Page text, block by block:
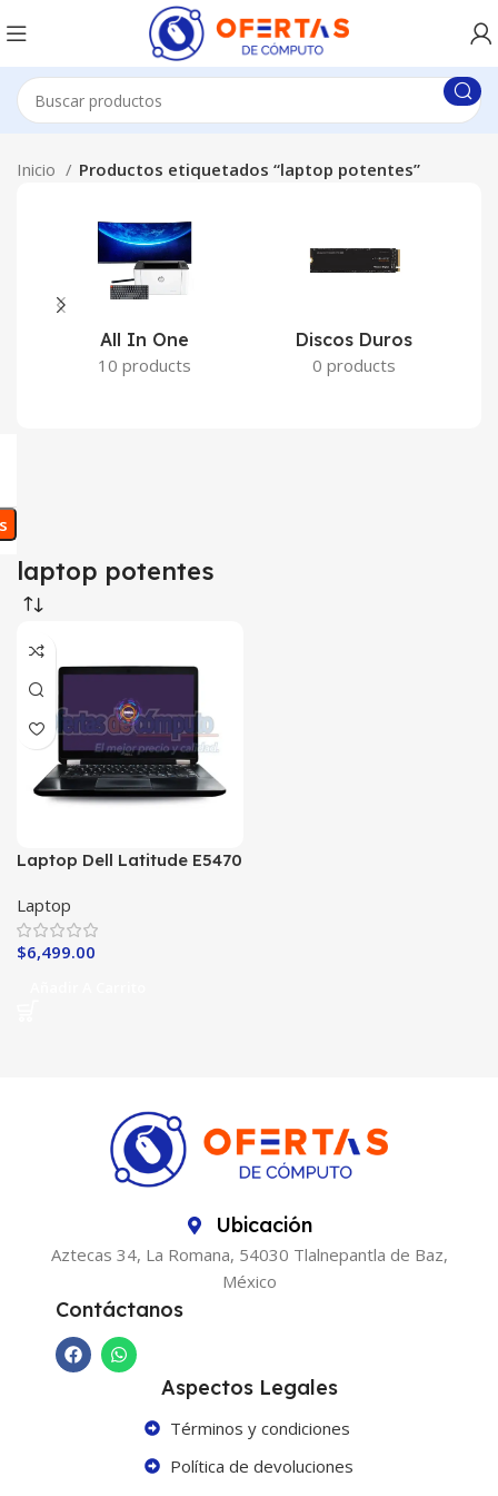
Inicio Productos etiquetados “laptop potentes”
All In One
10 products
Discos Duros
0 products
laptop potentes
Laptop Dell Latitude E5470
Laptop
$6,499.00
Ubicación
Aztecas 34, La Romana, 54030 Tlalnepantla de Baz,
México
Contáctanos
Aspectos Legales
Términos y condiciones
Política de devoluciones